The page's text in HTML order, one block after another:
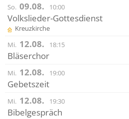
So. 09.08. 10:00
Volkslieder-Gottesdienst
Kreuzkirche
Mi. 12.08. 18:15
Bläserchor
Mi. 12.08. 19:00
Gebetszeit
Mi. 12.08. 19:30
Bibelgespräch